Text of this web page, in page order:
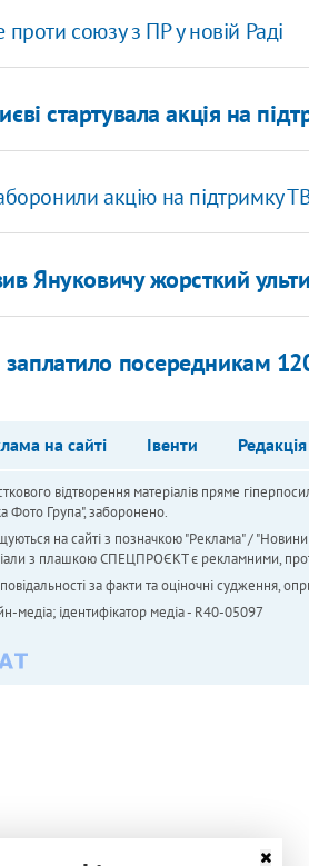
союзу з ПР у новій Раді
стартувала акція на
акцію на підтримку
Януковичу жорсткий
посередникам
на сайті Івенти Редакція
відтворення матеріалів пряме
Фото Група", заборонено.
на сайті з позначкою "Реклама" /
з плашкою СПЕЦПРОЄКТ є рекламними,
за факти та оціночні судження,
медіа; ідентифікатор медіа - R40-05097